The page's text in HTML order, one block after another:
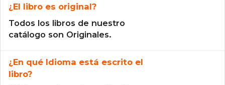
¿El libro es original?
Todos los libros de nuestro
catálogo son Originales.
¿En qué Idioma está escrito el
libro?